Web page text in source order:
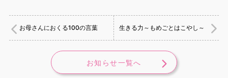
お母さんにおくる100の言葉 生きる力～もめごとはこやし～
お知らせ一覧へ